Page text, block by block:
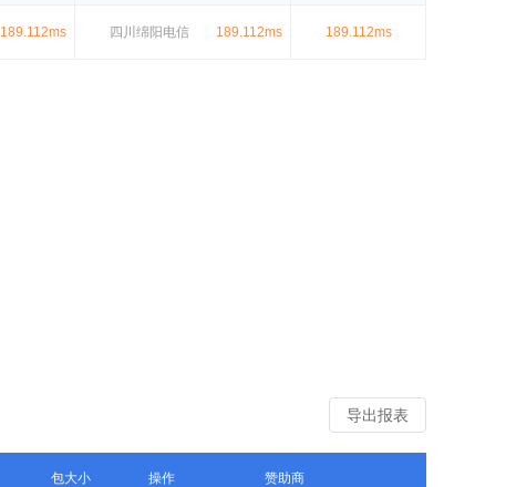
189.112ms 四川绵阳电信 189.112ms 189.112ms
导出报表
包大小 操作 赞助商